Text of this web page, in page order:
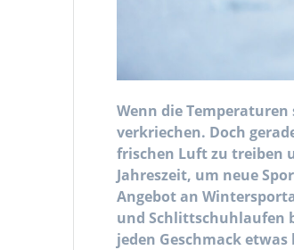
Wenn die
verkriechen. Doch
frischen Luft zu treiben
Jahreszeit, um neue
Angebot an
und Schlittschuhlaufen
jeden Geschmack etwas